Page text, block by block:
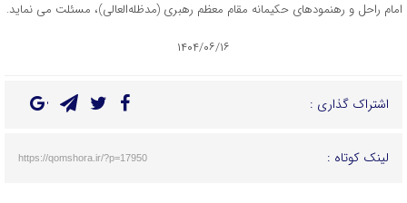
امام راحل و رهنمودهای حکیمانه مقام معظم رهبری (مدظله‌العالی)، مسئلت می نماید.
۱۴۰۴/۰۶/۱۶
اشتراک گذاری :
لینک کوتاه : https://qomshora.ir/?p=17950